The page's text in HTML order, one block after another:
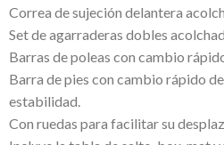
Correa de sujeción delantera
Set de agarraderas dobles
Barras de poleas con cambio
Barra de pies con cambio rápido
estabilidad.
Con ruedas para facilitar su